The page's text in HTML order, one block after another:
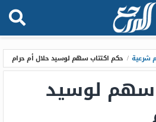
شرعية / حكم اكتتاب سهم لوسيد حلال أم حرام
سهم لوسيد